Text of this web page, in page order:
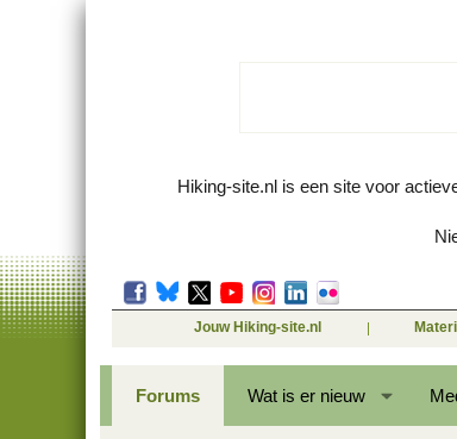
Hiking-site.nl is een site voor
Jouw Hiking-site.nl
Forums Wat is er nieuw